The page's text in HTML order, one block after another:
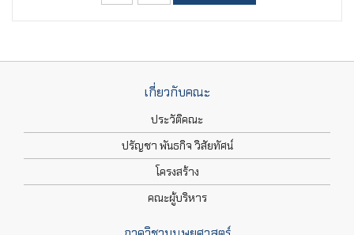
เกี่ยวกับคณะ
ประวัติคณะ
ปรัญชา พันธกิจ วิสัยทัศน์
โครงสร้าง
คณะผู้บริหาร